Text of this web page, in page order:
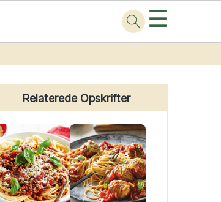
☰
Relaterede Opskrifter